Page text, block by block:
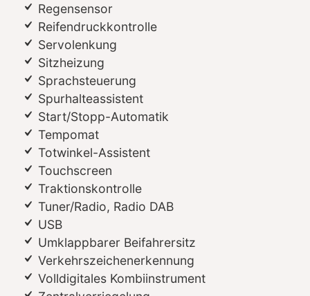
Regensensor
Reifendruckkontrolle
Servolenkung
Sitzheizung
Sprachsteuerung
Spurhalteassistent
Start/Stopp-Automatik
Tempomat
Totwinkel-Assistent
Touchscreen
Traktionskontrolle
Tuner/Radio, Radio DAB
USB
Umklappbarer Beifahrersitz
Verkehrszeichenerkennung
Volldigitales Kombiinstrument